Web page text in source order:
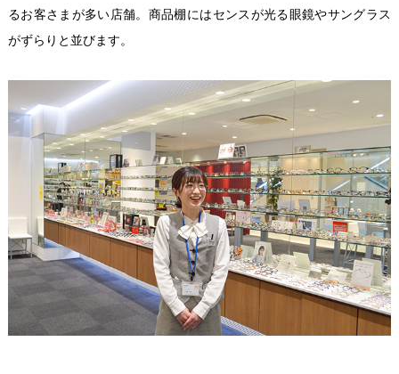
るお客さまが多い店舗。商品棚にはセンスが光る眼鏡やサングラス
がずらりと並びます。